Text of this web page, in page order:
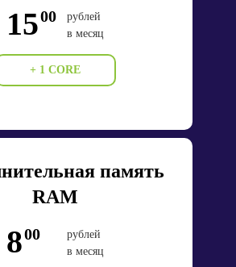
1500
рублей
в месяц
+ 1 CORE
память
RAM
800
рублей
в месяц